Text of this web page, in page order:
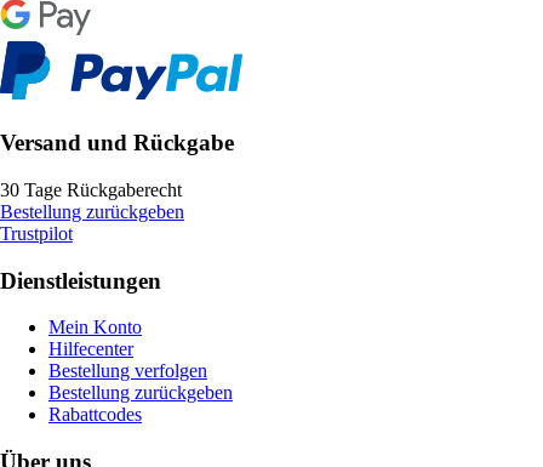
Versand und Rückgabe
30 Tage Rückgaberecht
Bestellung zurückgeben
Trustpilot
Dienstleistungen
Mein Konto
Hilfecenter
Bestellung verfolgen
Bestellung zurückgeben
Rabattcodes
Über uns